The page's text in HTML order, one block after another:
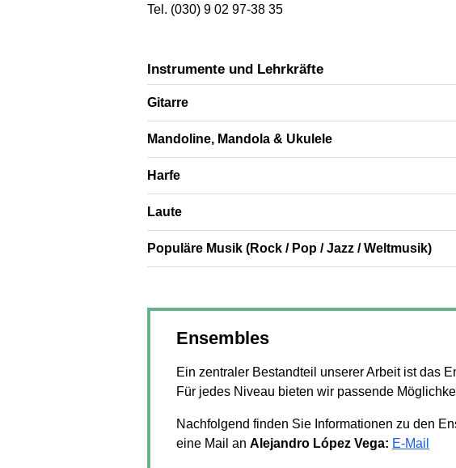
Tel. (030) 9 02 97-38 35
Instrumente und Lehrkräfte
Gitarre
Mandoline, Mandola & Ukulele
Harfe
Laute
Populäre Musik (Rock / Pop / Jazz / Weltmusik)
Ensembles
Ein zentraler Bestandteil unserer Arbeit ist das
Für jedes Niveau bieten wir passende
Nachfolgend finden Sie Informationen zu den
eine Mail an Alejandro López Vega: E-Mail